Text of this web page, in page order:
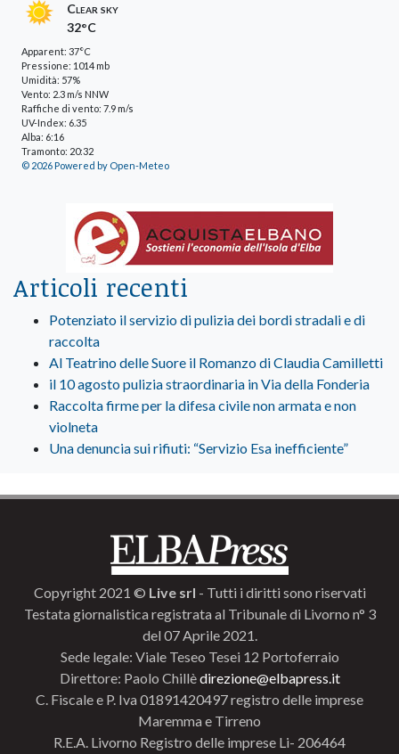
Clear sky
32°C
Apparent: 37°C
Pressione: 1014 mb
Umidità: 57%
Vento: 2.3 m/s NNW
Raffiche di vento: 7.9 m/s
UV-Index: 6.35
Alba: 6:16
Tramonto: 20:32
© 2026 Powered by Open-Meteo
Articoli recenti
Potenziato il servizio di pulizia dei bordi stradali e di
raccolta
Al Teatrino delle Suore il Romanzo di Claudia Camilletti
il 10 agosto pulizia straordinaria in Via della Fonderia
Raccolta firme per la difesa civile non armata e non
violneta
Una denuncia sui rifiuti: “Servizio Esa inefficiente”
Copyright 2021 © Live srl - Tutti i diritti sono riservati
Testata giornalistica registrata al Tribunale di Livorno n° 3
del 07 Aprile 2021.
Sede legale: Viale Teseo Tesei 12 Portoferraio
Direttore: Paolo Chillèdirezione@elbapress.it
C. Fiscale e P. Iva 01891420497 registro delle imprese
Maremma e Tirreno
R.E.A. Livorno Registro delle imprese Li- 206464